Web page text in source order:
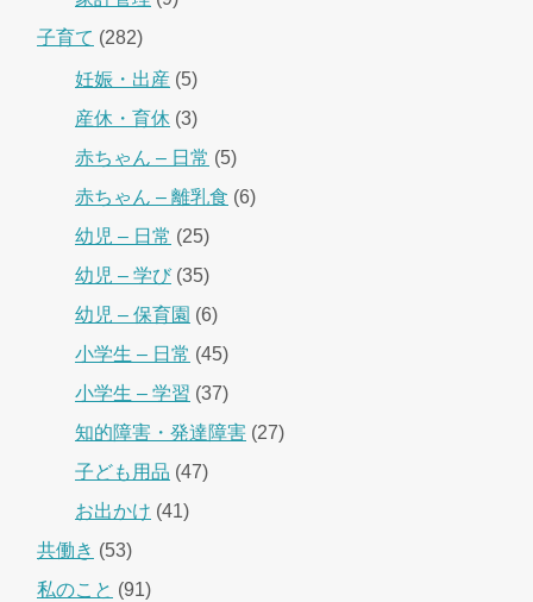
子育て (282)
妊娠・出産 (5)
産休・育休 (3)
赤ちゃん – 日常 (5)
赤ちゃん – 離乳食 (6)
幼児 – 日常 (25)
幼児 – 学び(35)
幼児 – 保育園 (6)
小学生 – 日常 (45)
小学生 – 学習 (37)
知的障害・発達障害 (27)
子ども用品 (47)
お出かけ (41)
共働き (53)
私のこと (91)